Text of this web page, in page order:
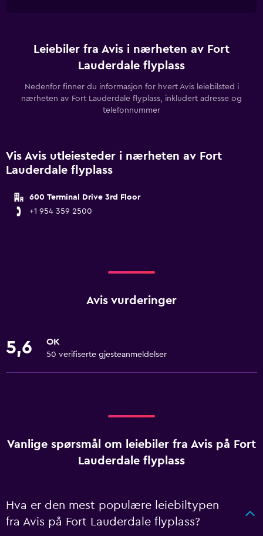
Leiebiler fra Avis i nærheten av Fort
Lauderdale flyplass
Nedenfor finner du informasjon for hvert Avis leiebilsted i
nærheten av Fort Lauderdale flyplass, inkludert adresse og
telefonnummer
Vis Avis utleiesteder i nærheten av Fort
Lauderdale flyplass
600 Terminal Drive 3rd Floor
+1 954 359 2500
Avis vurderinger
5,6 OK
50 verifiserte gjesteanmeldelser
Vanlige spørsmål om leiebiler fra Avis på Fort
Lauderdale flyplass
Hva er den mest populære leiebiltypen
fra Avis på Fort Lauderdale flyplass?